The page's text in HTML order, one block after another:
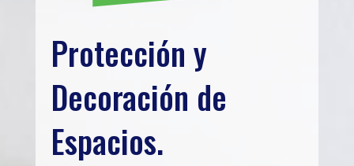
Protección y
Decoración de
Espacios.